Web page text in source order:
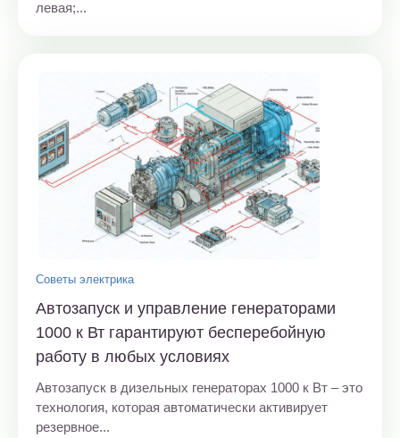
левая;...
Советы электрика
Автозапуск и управление генераторами
1000 к Вт гарантируют бесперебойную
работу в любых условиях
Автозапуск в дизельных генераторах 1000 к Вт – это
технология, которая автоматически активирует
резервное...